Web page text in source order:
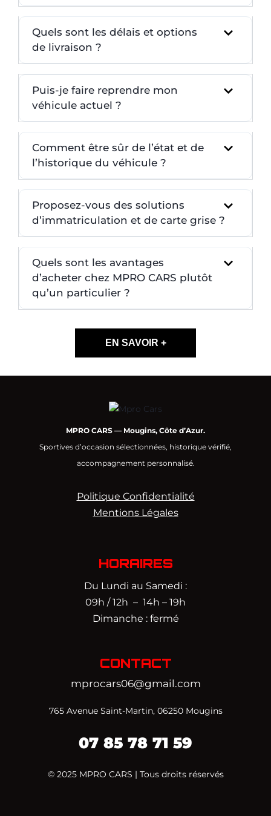
Quels sont les délais et options
de livraison ?
Puis-je faire reprendre mon
véhicule actuel ?
Comment être sûr de l’état et de
l’historique du véhicule ?
Proposez-vous des solutions
d’immatriculation et de carte grise ?
Quels sont les avantages
d’acheter chez MPRO CARS plutôt
qu’un particulier ?
EN SAVOIR +
MPRO CARS — Mougins, Côte d’Azur.
Sportives d’occasion sélectionnées, historique vérifié,
accompagnement personnalisé.
Politique Confidentialité
Mentions Légales
HORAIRES
Du Lundi au Samedi :
09h / 12h – 14h – 19h
Dimanche : fermé
CONTACT
mprocars06@gmail.com
765 Avenue Saint-Martin, 06250 Mougins
07 85 78 71 59‬
© 2025 MPRO CARS | Tous droits réservés